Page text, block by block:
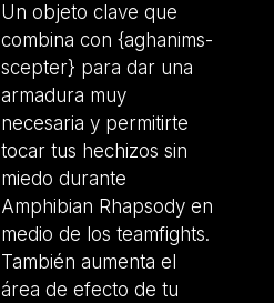
Un objeto clave que
combina con {aghanims-
scepter} para dar una
armadura muy
necesaria y permitirte
tocar tus hechizos sin
miedo durante
Amphibian Rhapsody en
medio de los teamfights.
También aumenta el
área de efecto de tu